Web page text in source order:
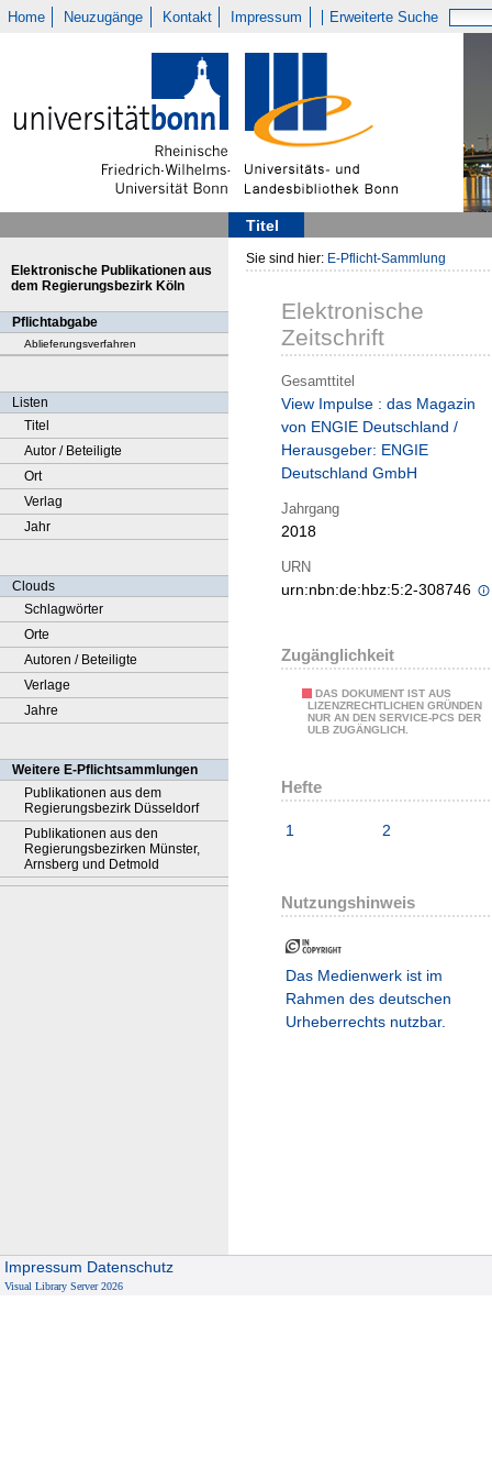
Home Neuzugänge Kontakt Impressum Erweiterte Suche
Titel
Elektronische Publikationen aus
dem Regierungsbezirk Köln
Pflichtabgabe
Ablieferungsverfahren
Listen
Titel
Autor / Beteiligte
Ort
Verlag
Jahr
Clouds
Schlagwörter
Orte
Autoren / Beteiligte
Verlage
Jahre
Weitere E-Pflichtsammlungen
Publikationen aus dem
Regierungsbezirk Düsseldorf
Publikationen aus den
Regierungsbezirken Münster,
Arnsberg und Detmold
Sie sind hier: E-Pflicht-Sammlung
Elektronische
Zeitschrift
Gesamttitel
View Impulse : das Magazin
von ENGIE Deutschland /
Herausgeber: ENGIE
Deutschland GmbH
Jahrgang
2018
URN
urn:nbn:de:hbz:5:2-308746
Zugänglichkeit
DAS DOKUMENT IST AUS
LIZENZRECHTLICHEN GRÜNDEN
NUR AN DEN SERVICE-PCS DER
ULB ZUGÄNGLICH.
Hefte
1 2
Nutzungshinweis
Das Medienwerk ist im
Rahmen des deutschen
Urheberrechts nutzbar.
Impressum Datenschutz
Visual Library Server 2026